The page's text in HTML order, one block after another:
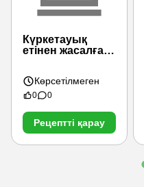
Күркетауық
етінен жасалған
Көрсетілмеген
0 0
Рецептті қарау